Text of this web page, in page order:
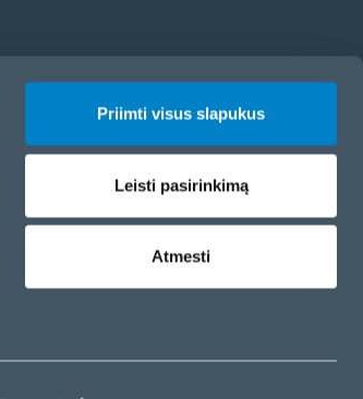
Priimti visus slapukus
Leisti pasirinkimą
Atmesti
Slapukų nustatymai